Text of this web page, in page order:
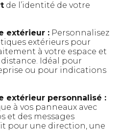
de l’identité de votre
extérieur : Personnalisez
extérieurs pour
à votre espace et
Idéal pour
ou pour indications
extérieur personnalisé :
à vos panneaux avec
et des messages
pour une direction, une